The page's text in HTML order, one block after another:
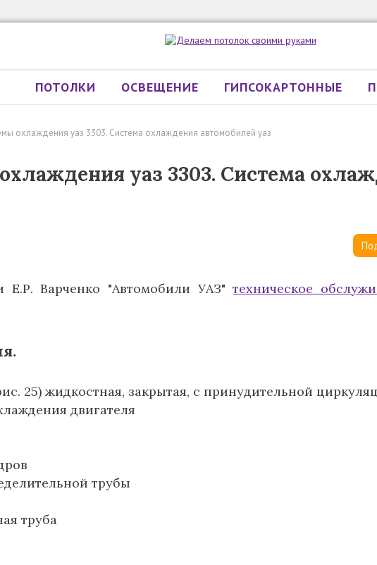
ПОТОЛКИ ОСВЕЩЕНИЕ ГИПСОКАРТОННЫЕ
охлаждения уаз 3303. Система охлаждения автомобилей уаз
уаз 3303. Система
Варченко "Автомобили УАЗ"техническое
25) жидкостная, закрытая, с принудительной
двигателя
трубы
труба